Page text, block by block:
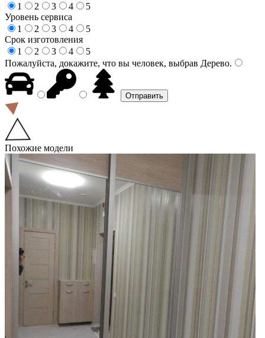
1
2 3 4
5
Уровень сервиса
1
2 3 4
5
Срок изготовления
1
2 3 4
5
Пожалуйста, докажите, что вы человек, выбрав Дерево.
Похожие модели